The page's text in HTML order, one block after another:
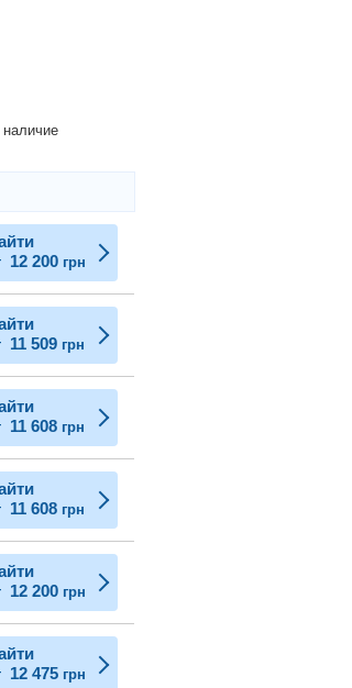
12 200 грн
11 509 грн
11 608 грн
11 608 грн
12 200 грн
12 475 грн